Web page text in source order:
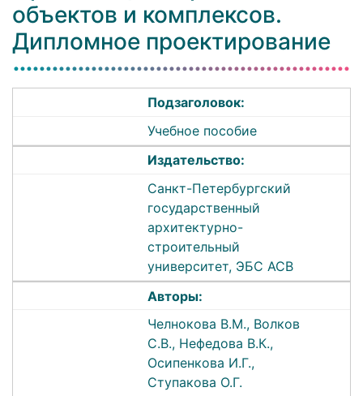
объектов и комплексов.
Дипломное проектирование
Подзаголовок:
Учебное пособие
Издательство:
Санкт-Петербургский
государственный
архитектурно-
строительный
университет, ЭБС АСВ
Авторы:
Челнокова В.М., Волков
С.В., Нефедова В.К.,
Осипенкова И.Г.,
Ступакова О.Г.